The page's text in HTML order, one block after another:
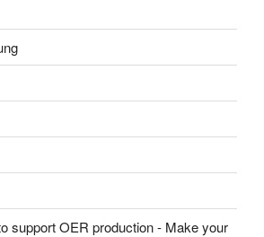
support OER production - Make your